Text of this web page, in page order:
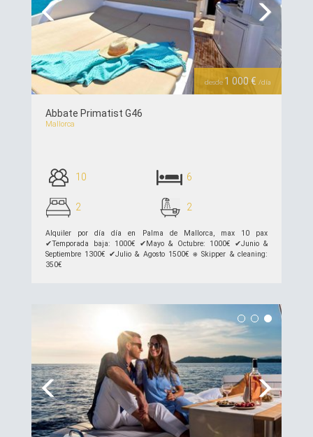
desde 1 000 € /día
Abbate Primatist G46
Mallorca
10 6
2 2
Alquiler por día día en Palma de Mallorca, max 10 pax
✔︎Temporada baja: 1000€ ✔︎Mayo & Octubre: 1000€ ✔︎Junio &
Septiembre 1300€ ✔︎Julio & Agosto 1500€ ⎈ Skipper & cleaning:
350€
Previous Next